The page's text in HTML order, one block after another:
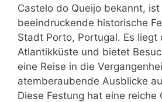
Castelo do Queijo bekannt, ist
beeindruckende historische
Stadt Porto, Portugal. Es liegt
Atlantikküste und bietet
eine Reise in die
atemberaubende Ausblicke
Diese Festung hat eine reiche